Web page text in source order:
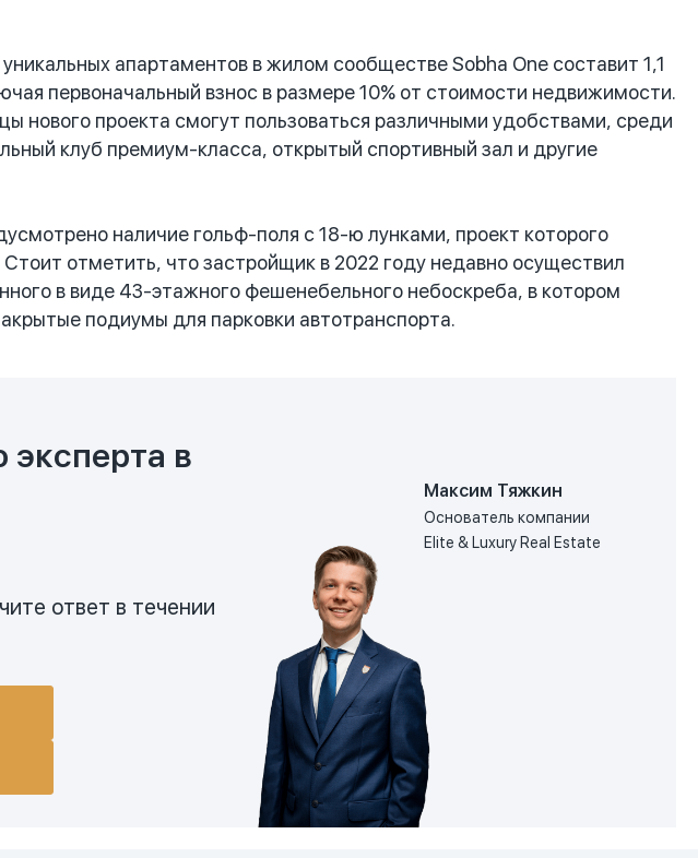
апартаментов в жилом сообществе Sobha One составит 1,1
первоначальный взнос в размере 10% от стоимости недвижимости.
нового проекта смогут пользоваться различными удобствами, среди
клуб премиум-класса, открытый спортивный зал и другие
наличие гольф-поля с 18-ю лунками, проект которого
отметить, что застройщик в 2022 году недавно осуществил
в виде 43-этажного фешенебельного небоскреба, в котором
подиумы для парковки автотранспорта.
эксперта в
ответ в течении
Максим Тяжкин
Основатель компании
Elite & Luxury Real Estate